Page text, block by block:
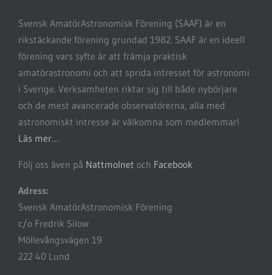
Svensk AmatörAstronomisk Förening (SAAF) är en
rikstäckande förening grundad 1982. SAAF är en ideell
förening vars syfte är att främja praktisk
amatörastronomi och att sprida intresset för astronomi
i Sverige. Verksamheten riktar sig till både nybörjare
och de mest avancerade observatörerna, alla med
astronomiskt intresse är välkomna som medlemmar!
Läs mer…
Följ oss även på Nattmolnet och Facebook
Adress:
Svensk AmatörAstronomisk Förening
c/o Fredrik Silow
Möllevångsvägen 19
222 40 Lund